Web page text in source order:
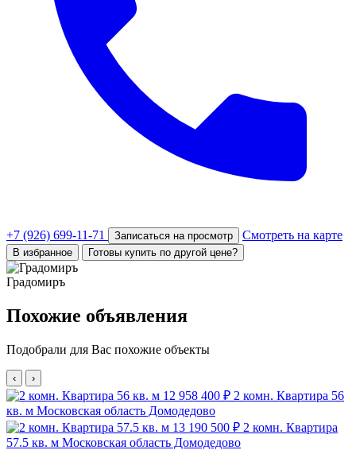
+7 (926) 699-11-71 Записаться на просмотр Смотреть на карте
В избранное Готовы купить по другой цене?
Градомиръ
Похожие объявления
Подобрали для Вас похожие объекты
‹ ›
12 958 400 ₽ 2 комн. Квартира 56
кв. м Московская область Домодедово
13 190 500 ₽ 2 комн. Квартира
57.5 кв. м Московская область Домодедово